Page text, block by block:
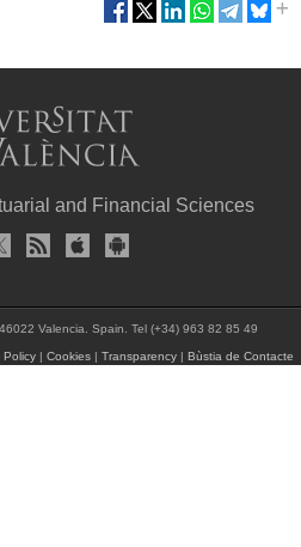
and Financial Sciences
Valencia. Spain. Tel (+34) 963 82 85 49
Policy| Cookies| Transparency| Bùstia de Contacte